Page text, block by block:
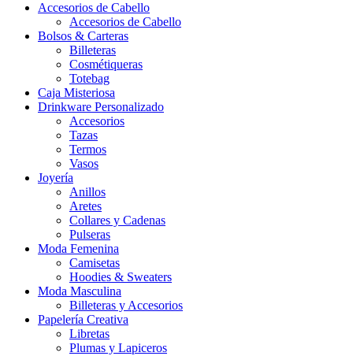
Accesorios de Cabello
Accesorios de Cabello
Bolsos & Carteras
Billeteras
Cosmétiqueras
Totebag
Caja Misteriosa
Drinkware Personalizado
Accesorios
Tazas
Termos
Vasos
Joyería
Anillos
Aretes
Collares y Cadenas
Pulseras
Moda Femenina
Camisetas
Hoodies & Sweaters
Moda Masculina
Billeteras y Accesorios
Papelería Creativa
Libretas
Plumas y Lapiceros